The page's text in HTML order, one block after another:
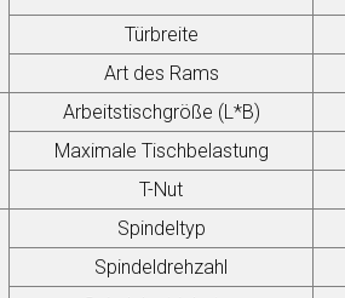
Türbreite
Art des Rams
Arbeitstischgröße (L*B)
Maximale Tischbelastung
T-Nut
Spindeltyp
Spindeldrehzahl